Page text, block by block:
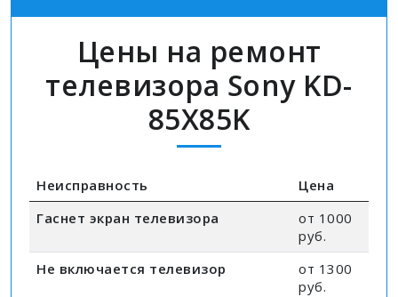
Цены на ремонт
телевизора Sony KD-
85X85K
Неисправность
Цена
Гаснет экран телевизора
от 1000
руб.
Не включается телевизор
от 1300
руб.